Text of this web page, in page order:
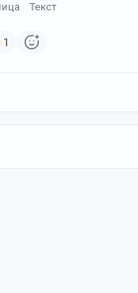
Текст
1